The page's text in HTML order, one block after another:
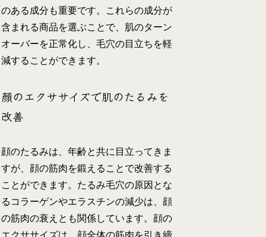
のある成分も重要です。これらの成分が
含まれる商品を選ぶことで、肌のターン
オーバーを正常化し、毛穴の目立ちを軽
減することができます。
顔のエクササイズで肌のたるみを
改善
顔のたるみは、年齢と共に目立ってきま
すが、顔の筋肉を鍛えることで改善する
ことができます。たるみ毛穴の原因とな
るコラーゲンやエラスチンの減少は、顔
の筋肉の衰えとも関係しています。顔の